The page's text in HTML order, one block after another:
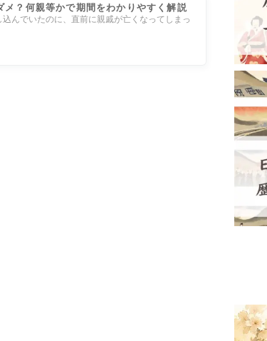
？何親等かで期間をわかりやすく解説
んでいたのに、直前に親戚が亡くなってしまっ